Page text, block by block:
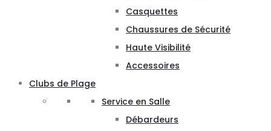
Casquettes
Chaussures de Sécurité
Haute Visibilité
Accessoires
Clubs de Plage
Service en Salle
Débardeurs